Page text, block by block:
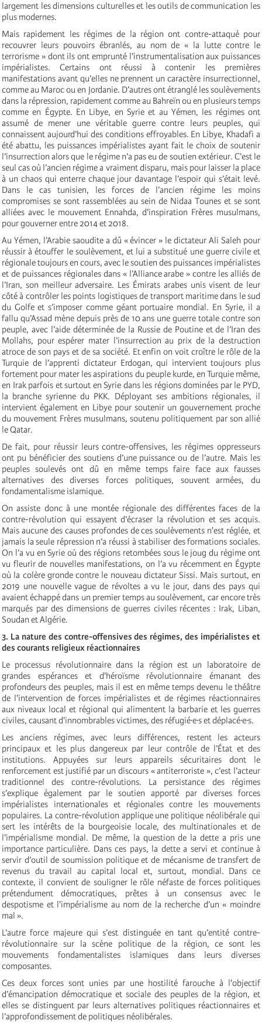
largement les dimensions culturelles et les outils de communication les
plus modernes.
Mais rapidement les régimes de la région ont contre-attaqué pour
recouvrer leurs pouvoirs ébranlés, au nom de « la lutte contre le
terrorisme » dont ils ont emprunté l’instrumentalisation aux puissances
impérialistes. Certains ont réussi à contenir les premières
manifestations avant qu’elles ne prennent un caractère insurrectionnel,
comme au Maroc ou en Jordanie. D’autres ont étranglé les soulèvements
dans la répression, rapidement comme au Bahreïn ou en plusieurs temps
comme en Égypte. En Libye, en Syrie et au Yémen, les régimes ont
assumé de mener une véritable guerre contre leurs peuples, qui
connaissent aujourd’hui des conditions effroyables. En Libye, Khadafi a
été abattu, les puissances impérialistes ayant fait le choix de soutenir
l’insurrection alors que le régime n’a pas eu de soutien extérieur. C’est le
seul cas où l’ancien régime a vraiment disparu, mais pour laisser la place
à un chaos qui enterre chaque jour davantage l’espoir qui s’était levé.
Dans le cas tunisien, les forces de l’ancien régime les moins
compromises se sont rassemblées au sein de Nidaa Tounes et se sont
alliées avec le mouvement Ennahda, d’inspiration Frères musulmans,
pour gouverner entre 2014 et 2018.
Au Yémen, l’Arabie saoudite a dû « évincer » le dictateur Ali Saleh pour
réussir à étouffer le soulèvement, et lui a substitué une guerre civile et
régionale toujours en cours, avec le soutien des puissances impérialistes
et de puissances régionales dans « l’Alliance arabe » contre les alliés de
l’Iran, son meilleur adversaire. Les Émirats arabes unis visent de leur
côté à contrôler les points logistiques de transport maritime dans le sud
du Golfe et s’imposer comme géant portuaire mondial. En Syrie, il a
fallu qu’Assad mène depuis près de 10 ans une guerre totale contre son
peuple, avec l’aide déterminée de la Russie de Poutine et de l’Iran des
Mollahs, pour espérer mater l’insurrection au prix de la destruction
atroce de son pays et de sa société. Et enfin on voit croître le rôle de la
Turquie de l’apprenti dictateur Erdogan, qui intervient toujours plus
fortement pour mater les aspirations du peuple kurde, en Turquie même,
en Irak parfois et surtout en Syrie dans les régions dominées par le PYD,
la branche syrienne du PKK. Déployant ses ambitions régionales, il
intervient également en Libye pour soutenir un gouvernement proche
du mouvement Frères musulmans, soutenu politiquement par son allié
le Qatar.
De fait, pour réussir leurs contre-offensives, les régimes oppresseurs
ont pu bénéficier des soutiens d’une puissance ou de l’autre. Mais les
peuples soulevés ont dû en même temps faire face aux fausses
alternatives des diverses forces politiques, souvent armées, du
fondamentalisme islamique.
On assiste donc à une montée régionale des différentes faces de la
contre-révolution qui essayent d’écraser la révolution et ses acquis.
Mais aucune des causes profondes de ces soulèvements n'est réglée, et
jamais la seule répression n’a réussi à stabiliser des formations sociales.
On l’a vu en Syrie où des régions retombées sous le joug du régime ont
vu fleurir de nouvelles manifestations, on l’a vu récemment en Égypte
où la colère gronde contre le nouveau dictateur Sissi. Mais surtout, en
2019 une nouvelle vague de révoltes a vu le jour, dans des pays qui
avaient échappé dans un premier temps au soulèvement, car encore très
marqués par des dimensions de guerres civiles récentes : Irak, Liban,
Soudan et Algérie.
3. La nature des contre-offensives des régimes, des impérialistes et
des courants religieux réactionnaires
Le processus révolutionnaire dans la région est un laboratoire de
grandes espérances et d'héroïsme révolutionnaire émanant des
profondeurs des peuples, mais il est en même temps devenu le théâtre
de l'intervention de forces impérialistes et de régimes réactionnaires
aux niveaux local et régional qui alimentent la barbarie et les guerres
civiles, causant d'innombrables victimes, des réfugié·e·s et déplacé·e·s.
Les anciens régimes, avec leurs différences, restent les acteurs
principaux et les plus dangereux par leur contrôle de l’État et des
institutions. Appuyées sur leurs appareils sécuritaires dont le
renforcement est justifié par un discours « antiterroriste », c’est l’acteur
traditionnel des contre-révolutions. La persistance des régimes
s’explique également par le soutien apporté par diverses forces
impérialistes internationales et régionales contre les mouvements
populaires. La contre-révolution applique une politique néolibérale qui
sert les intérêts de la bourgeoisie locale, des multinationales et de
l'impérialisme mondial. De même, la question de la dette a pris une
importance particulière. Dans ces pays, la dette a servi et continue à
servir d’outil de soumission politique et de mécanisme de transfert de
revenus du travail au capital local et, surtout, mondial. Dans ce
contexte, il convient de souligner le rôle néfaste de forces politiques
prétendument démocratiques, prêtes à un consensus avec le
despotisme et l'impérialisme au nom de la recherche d’un « moindre
mal ».
L’autre force majeure qui s’est distinguée en tant qu’entité contre-
révolutionnaire sur la scène politique de la région, ce sont les
mouvements fondamentalistes islamiques dans leurs diverses
composantes.
Ces deux forces sont unies par une hostilité farouche à l'objectif
d’émancipation démocratique et sociale des peuples de la région, et
elles se distinguent par leurs alternatives politiques réactionnaires et
l’approfondissement de politiques néolibérales.